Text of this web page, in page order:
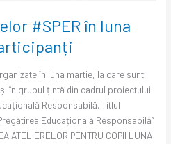
#SPER în luna
în luna martie, la care sunt
în grupul țintă din cadrul proiectului
Responsabilă. Titlul
Educațională Responsabilă”
ATELIERELOR PENTRU COPII LUNA